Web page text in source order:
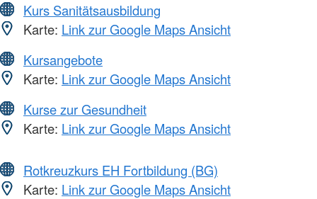
Kurs Sanitätsausbildung
Karte: Link zur Google Maps Ansicht
Kursangebote
Karte: Link zur Google Maps Ansicht
Kurse zur Gesundheit
Karte: Link zur Google Maps Ansicht
Rotkreuzkurs EH Fortbildung (BG)
Karte: Link zur Google Maps Ansicht